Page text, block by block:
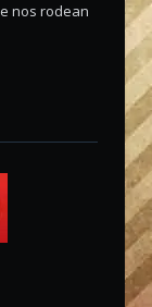
nos rodean